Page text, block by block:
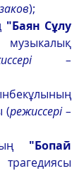
);
"Баян Сұлу
музыкалық
–
(режиссері –
"Бопай